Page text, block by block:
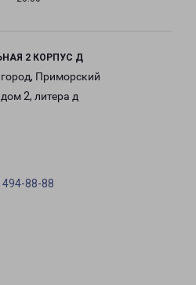
2 КОРПУС Д
Приморский
2, литера д
88-88